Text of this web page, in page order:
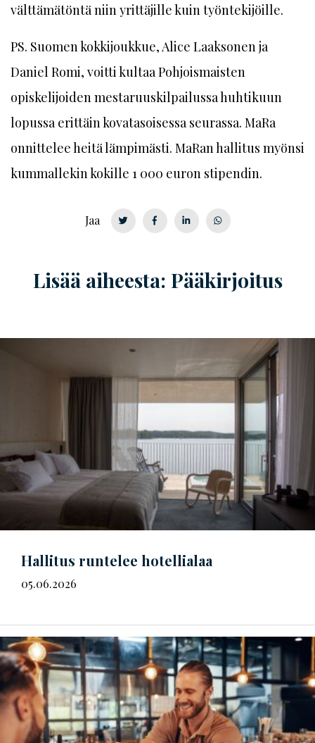
välttämätöntä niin yrittäjille kuin työntekijöille.
PS. Suomen kokkijoukkue, Alice Laaksonen ja
Daniel Romi, voitti kultaa Pohjoismaisten
opiskelijoiden mestaruuskilpailussa huhtikuun
lopussa erittäin kovatasoisessa seurassa. MaRa
onnittelee heitä lämpimästi. MaRan hallitus myönsi
kummallekin kokille 1 000 euron stipendin.
Jaa
Lisää aiheesta: Pääkirjoitus
Hallitus runtelee hotellialaa
05.06.2026